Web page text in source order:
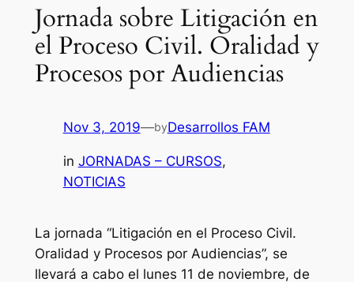
Jornada sobre Litigación en
el Proceso Civil. Oralidad y
Procesos por Audiencias
Nov 3, 2019—byDesarrollos FAM
in JORNADAS – CURSOS
NOTICIAS
La jornada “Litigación en el Proceso Civil.
Oralidad y Procesos por Audiencias”, se
llevará a cabo el lunes 11 de noviembre, de